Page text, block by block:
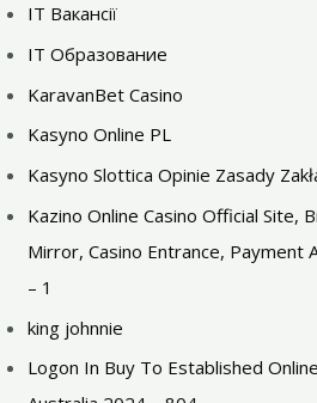
IT Вакансії
IT Образование
KaravanBet Casino
Kasyno Online PL
Kasyno Slottica Opinie Zasady
Kazino Online Casino Official Site,
Mirror, Casino Entrance, Payment
– 1
king johnnie
Logon In Buy To Established